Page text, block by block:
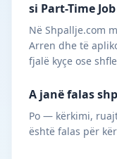
si Part-Time
Në Shpallje.com
Arren dhe të
fjalë kyçe ose
A janë falas
Po — kërkimi,
është falas për